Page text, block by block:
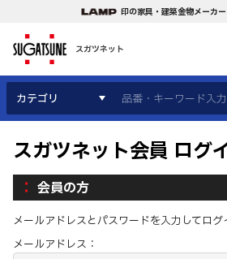
印の家具・建築金物メーカ
スガツネット
カテゴリ
スガツネット会員 ログ
会員の方
メールアドレスとパスワードを入力してログ
メールアドレス：